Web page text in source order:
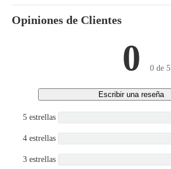
Opiniones de Clientes
0 0 de 5
Escribir una reseña
5 estrellas
4 estrellas
3 estrellas